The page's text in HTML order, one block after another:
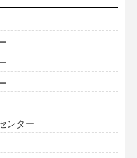
ンター